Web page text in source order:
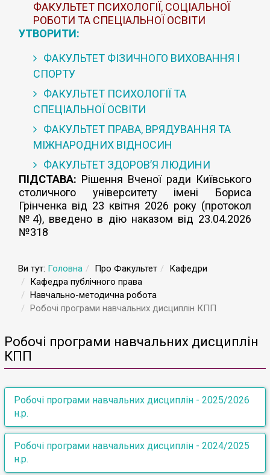
ФАКУЛЬТЕТ ПСИХОЛОГІЇ, СОЦІАЛЬНОЇ
РОБОТИ ТА СПЕЦІАЛЬНОЇ ОСВІТИ
УТВОРИТИ:
ФАКУЛЬТЕТ ФІЗИЧНОГО ВИХОВАННЯ І
СПОРТУ
ФАКУЛЬТЕТ ПСИХОЛОГІЇ ТА
СПЕЦІАЛЬНОЇ ОСВІТИ
ФАКУЛЬТЕТ ПРАВА, ВРЯДУВАННЯ ТА
МІЖНАРОДНИХ ВІДНОСИН
ФАКУЛЬТЕТ ЗДОРОВ’Я ЛЮДИНИ
ПІДСТАВА: Рішення Вченої ради Київського
столичного університету імені Бориса
Грінченка від 23 квітня 2026 року (протокол
№4), введено в дію наказом від 23.04.2026
№318
Ви тут: Головна Про Факультет
Кафедри
Кафедра публічного права
Навчально-методична робота
Робочі програми навчальних дисциплін КПП
Робочі програми навчальних дисциплін
КПП
Робочі програми навчальних дисциплін - 2025/2026
н.р.
Перший (бакалаврський) рівень вищої освіти
І курс
Робочі програми навчальних дисциплін - 2024/2025
н.р.